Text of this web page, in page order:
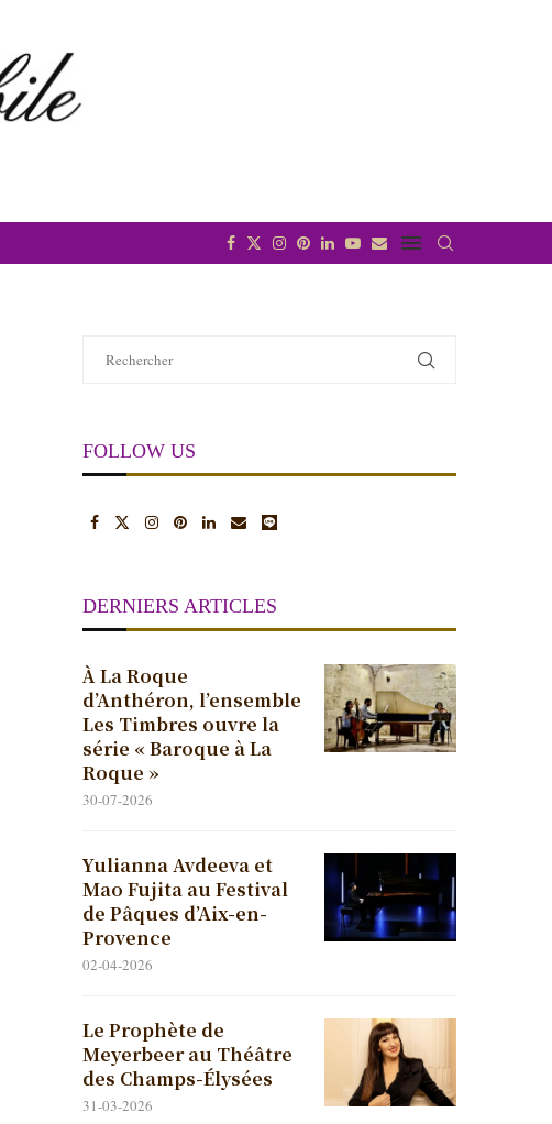
FOLLOW US
DERNIERS ARTICLES
À La Roque
d’Anthéron, l’ensemble
Les Timbres ouvre la
série « Baroque à La
Roque »
30-07-2026
Yulianna Avdeeva et
Mao Fujita au Festival
de Pâques d’Aix-en-
Provence
02-04-2026
Le Prophète de
Meyerbeer au Théâtre
des Champs-Élysées
31-03-2026